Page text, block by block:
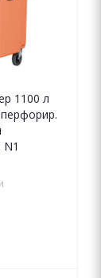
1100 л